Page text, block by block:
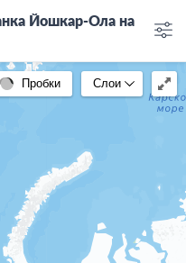
Йошкар-Ола на
Пробки Слои